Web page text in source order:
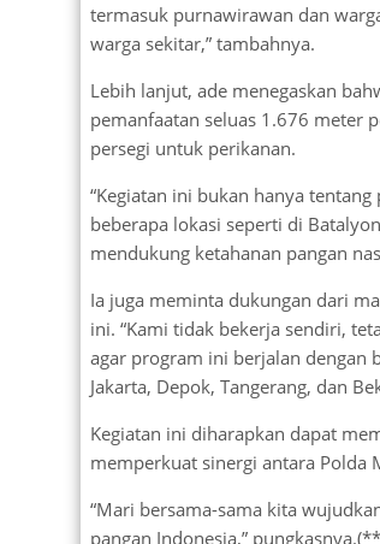
termasuk purnawirawan dan
warga sekitar,” tambahnya.
Lebih lanjut, ade menegaskan
pemanfaatan seluas 1.676 meter
persegi untuk perikanan.
“Kegiatan ini bukan hanya
beberapa lokasi seperti di
mendukung ketahanan pangan
Ia juga meminta dukungan dari
ini. “Kami tidak bekerja sendiri,
agar program ini berjalan dengan
Jakarta, Depok, Tangerang, dan
Kegiatan ini diharapkan dapat
memperkuat sinergi antara Polda
“Mari bersama-sama kita
pangan Indonesia,”